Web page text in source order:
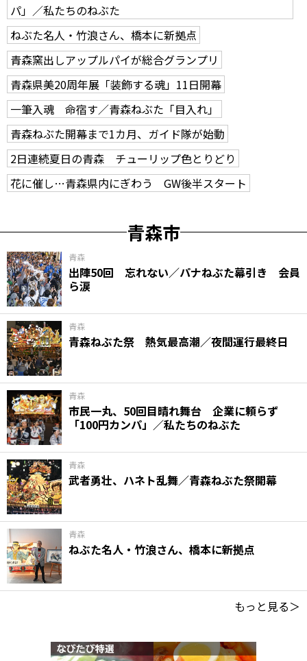
パ」／私たちのねぶた
ねぶた名人・竹浪さん、橋本に新拠点
青森窯出しアップルパイが総合グランプリ
青森県美20周年展「装飾する魂」11日開幕
一筆入魂 命宿す／青森ねぶた「目入れ」
青森ねぶた開幕まで1カ月、ガイド隊が始動
2日連続夏日の青森 チューリップ色とりどり
花に催し…青森県内にぎわう GW後半スタート
青森市
青森
出陣50回 忘れない／パナねぶた幕引き 会員
ら涙
青森
青森ねぶた祭 熱気最高潮／夜間運行最終日
青森
市民一丸、50回目晴れ舞台 企業に頼らず
「100円カンパ」／私たちのねぶた
青森
武者勇壮、ハネト乱舞／青森ねぶた祭開幕
青森
ねぶた名人・竹浪さん、橋本に新拠点
もっと見る＞